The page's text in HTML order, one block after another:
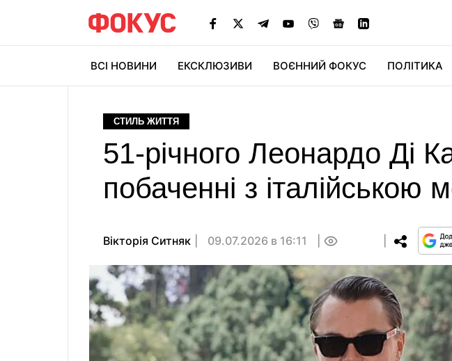
ВСІ НОВИНИ ЕКСКЛЮЗИВИ ВОЄННИЙ ФОКУС ПОЛІТИКА
СТИЛЬ ЖИТТЯ
51-річного Леонардо Ді
побаченні з
Вікторія Ситняк 09.07.2026 в 16:11